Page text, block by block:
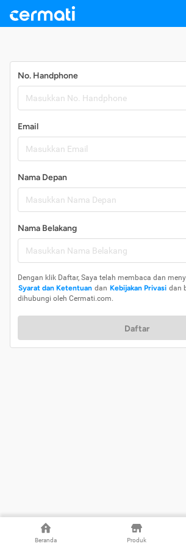
Beranda Produk
No. Handphone
Email
Nama Depan
Nama Belakang
Dengan klik Daftar, Saya telah membaca dan
Syarat dan Ketentuan dan Kebijakan Privasi dan
dihubungi oleh Cermati.com.
Daftar